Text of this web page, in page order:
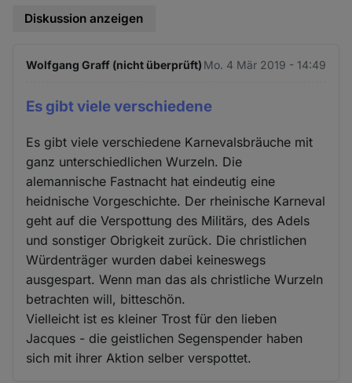
Diskussion anzeigen
Wolfgang Graff (nicht überprüft) Mo. 4 Mär 2019 - 14:49
Es gibt viele verschiedene
Es gibt viele verschiedene Karnevalsbräuche mit
ganz unterschiedlichen Wurzeln. Die
alemannische Fastnacht hat eindeutig eine
heidnische Vorgeschichte. Der rheinische Karneval
geht auf die Verspottung des Militärs, des Adels
und sonstiger Obrigkeit zurück. Die christlichen
Würdenträger wurden dabei keineswegs
ausgespart. Wenn man das als christliche Wurzeln
betrachten will, bitteschön.
Vielleicht ist es kleiner Trost für den lieben
Jacques - die geistlichen Segenspender haben
sich mit ihrer Aktion selber verspottet.